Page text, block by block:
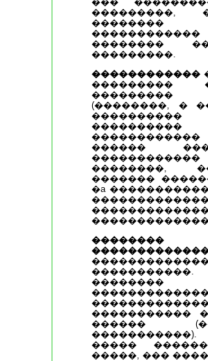
��������
��������
���������.
������������
���������
(��������, �
������
��������,
�������
�a
��������
�����������
������
�����
�����, ���